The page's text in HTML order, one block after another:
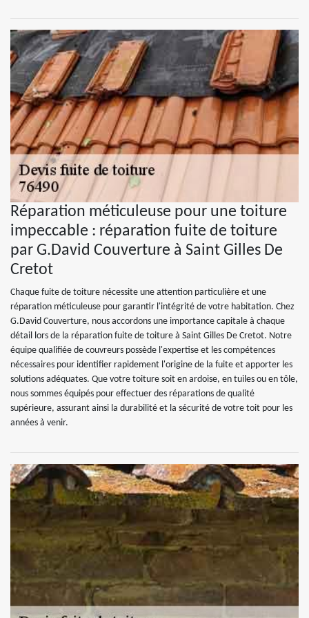
Réparation méticuleuse pour une toiture
impeccable : réparation fuite de toiture
par G.David Couverture à Saint Gilles De
Cretot
Chaque fuite de toiture nécessite une attention particulière et une
réparation méticuleuse pour garantir l'intégrité de votre habitation. Chez
G.David Couverture, nous accordons une importance capitale à chaque
détail lors de la réparation fuite de toiture à Saint Gilles De Cretot. Notre
équipe qualifiée de couvreurs possède l'expertise et les compétences
nécessaires pour identifier rapidement l'origine de la fuite et apporter les
solutions adéquates. Que votre toiture soit en ardoise, en tuiles ou en tôle,
nous sommes équipés pour effectuer des réparations de qualité
supérieure, assurant ainsi la durabilité et la sécurité de votre toit pour les
années à venir.